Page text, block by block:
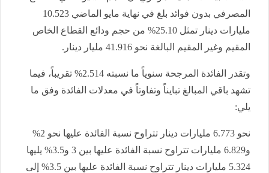
المصرفي بدون فوائد بلغ في نهاية مايو الماضي 10.523
مليارات دينار تمثل 25.10% من حجم ودائع القطاع الخاص
المقيم وغير المقيم البالغة نحو 41.916 مليار دينار.
وتقدر الفائدة المرجحة سنوياً ما نسبته 2.514% تقريباً، فيما
تشهد باقي المبالغ تبايناً وتفاوتاً في معدلات الفائدة وفق ما
يلي:
نحو 6.773 مليارات دينار تتراوح نسبة الفائدة عليها نحو 2%
و6.829 مليارات تتراوح نسبة الفائدة عليها بين 3 و3.5% يليها
5.324 مليارات دينار تتراوح نسبة الفائدة عليها بين 3.5% إلى